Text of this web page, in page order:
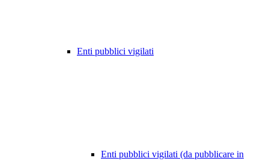
Enti pubblici vigilati
Enti pubblici vigilati (da pubblicare in